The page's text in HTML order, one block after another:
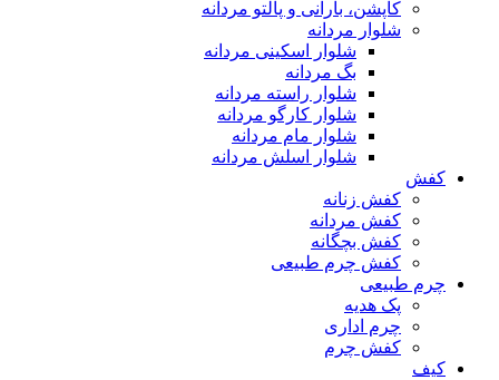
کاپشن، بارانی و پالتو مردانه
شلوار مردانه
شلوار اسکینی مردانه
بگ مردانه
شلوار راسته مردانه
شلوار کارگو مردانه
شلوار مام مردانه
شلوار اسلش مردانه
کفش
کفش زنانه
کفش مردانه
کفش بچگانه
کفش چرم طبیعی
چرم طبیعی
پک هدیه
چرم اداری
کفش چرم
کیف